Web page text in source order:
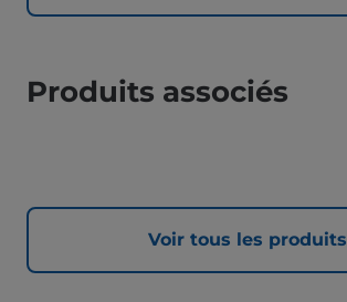
Produits associés
Voir tous les produits